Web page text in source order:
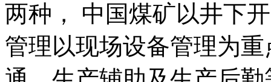
两种， 中国煤矿以井下
管理以现场设备管理为